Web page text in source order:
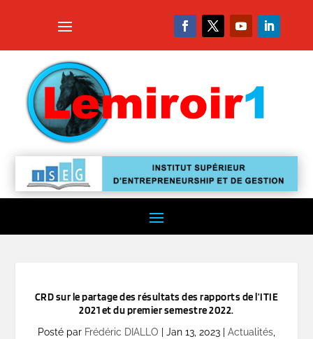
CRD sur le partage des résultats des rapports de l’ITIE
2021 et du premier semestre 2022.
Posté par Frédéric DIALLO Jan 13, 2023 Actualités